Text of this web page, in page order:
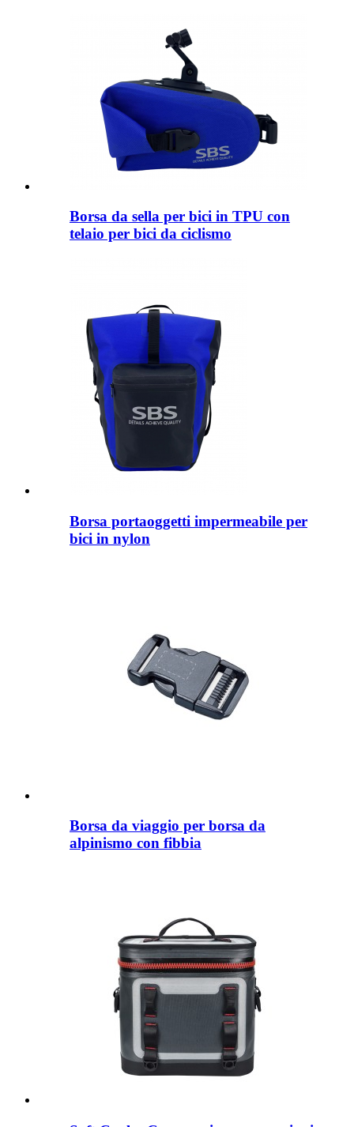
Borsa da sella per bici in TPU con
telaio per bici da ciclismo
Borsa portaoggetti impermeabile per
bici in nylon
Borsa da viaggio per borsa da
alpinismo con fibbia